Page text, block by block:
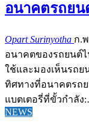
อนาคตรถยน
Opart Surinyotha ก.พ
อนาคตของรถยนต์ไ
ใช้และมองเห็นรถ
ทิศทางที่อนาคตรถย
แบตเตอรี่ที่ขั้วกำลัง
NEWS